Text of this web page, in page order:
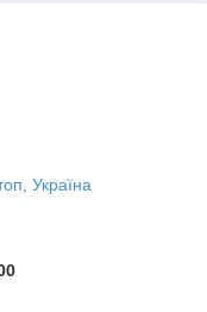
Україна